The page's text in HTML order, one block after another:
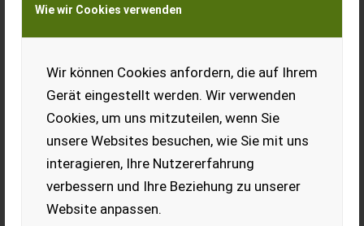
Wie wir Cookies verwenden
Wir können Cookies anfordern, die auf Ihrem
Gerät eingestellt werden. Wir verwenden
Cookies, um uns mitzuteilen, wenn Sie
unsere Websites besuchen, wie Sie mit uns
interagieren, Ihre Nutzererfahrung
verbessern und Ihre Beziehung zu unserer
Website anpassen.
Transport von Land- und Baumaschinen –
KEINE Tiertransporte
Nero Raupendumper
Daten: - Motor: Briggs & Stratton - Leistung: 9 PS - Hubraum:
270 cm³ - Kraftstoff: Benzin - Ladekapazität: 500 kg -
Ladefläche: hydraulisch kippba...
EUR 2.990 inkl. 20 % MwSt.